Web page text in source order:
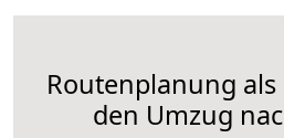
Routenplanung
den Umzug